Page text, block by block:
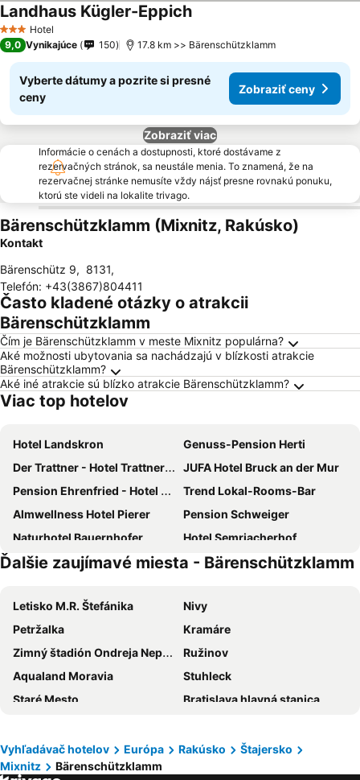
3 Počet hviezdičiek
Hotel
Landhaus Kügler-EppichZobraziť ceny
9,0 Vynikajúce 150 17.8 km >> Bärenschützklamm
Vyberte dátumy a pozrite si presné
ceny
Zobraziť ceny
Zobraziť viac
Informácie o cenách a dostupnosti, ktoré dostávame z
rezervačných stránok, sa neustále menia. To znamená, že na
rezervačnej stránke nemusíte vždy nájsť presne rovnakú ponuku,
ktorú ste videli na lokalite trivago.
Bärenschützklamm (Mixnitz, Rakúsko)
Kontakt
Bärenschütz 9, 8131,
Telefón: +43(3867)804411
Často kladené otázky o atrakcii
Bärenschützklamm
Čím je Bärenschützklamm v meste Mixnitz populárna?
Aké možnosti ubytovania sa nachádzajú v blízkosti atrakcie
Bärenschützklamm?
Aké iné atrakcie sú blízko atrakcie Bärenschützklamm?
Viac top hotelov
Hotel Landskron
Genuss-Pension Herti
Der Trattner - Hotel Trattnerhof & Hotel Schöcklblick
JUFA Hotel Bruck an der Mur
Pension Ehrenfried - Hotel garni
Trend Lokal-Rooms-Bar
Almwellness Hotel Pierer
Pension Schweiger
Naturhotel Bauernhofer
Hotel Semriacherhof
Haus Tina Zimmer
Landhotel Spreitzhofer
Hotel Böhlerstern
Gasthof Oberer Gesslbauer
Der WILDe EDER
Gasthof zur Sonne
Ferienwohnung im Naturpark Almenland
Red Field
Gästehaus Scheer
Frühstückspension Ochnerbauer
Ďalšie zaujímavé miesta - Bärenschützklamm
Letisko M.R. Štefánika
Nivy
Petržalka
Kramáre
Zimný štadión Ondreja Nepelu
Ružinov
Aqualand Moravia
Stuhleck
Staré Mesto
Bratislava hlavná stanica
Neusiedler See
Termálne kúpalisko Vincov les
Hochkar
Vyhľadávač hotelov Európa Rakúsko
Štajersko
Mixnitz
Bärenschützklamm